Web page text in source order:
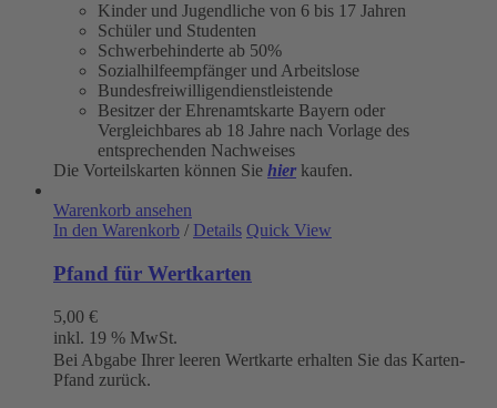
Kinder und Jugendliche von 6 bis 17 Jahren
Schüler und Studenten
Schwerbehinderte ab 50%
Sozialhilfeempfänger und Arbeitslose
Bundesfreiwilligendienstleistende
Besitzer der Ehrenamtskarte Bayern oder
Vergleichbares ab 18 Jahre nach Vorlage des
entsprechenden Nachweises
Die Vorteilskarten können Sie hier kaufen.
Warenkorb ansehen
In den Warenkorb / Details Quick View
Pfand für Wertkarten
5,00 €
inkl. 19 % MwSt.
Bei Abgabe Ihrer leeren Wertkarte erhalten Sie das Karten-
Pfand zurück.